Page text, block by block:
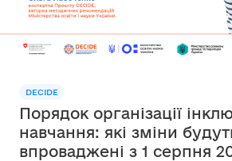
DECIDE
Порядок організації
навчання: які зміни
впроваджені з 1 серпня